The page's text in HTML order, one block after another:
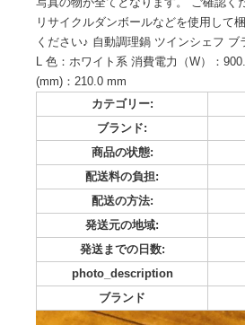
この度は商品をご覧頂きありがと
使用の為綺麗な商品ですが保管の
て状態のご確認をお願いします
『商品』 【未使用品】 Shop
写真の物が全てとなります。 ご
リサイクルダンボールなどを使用
ください♪ 自動調理鍋 ツインシェ
L 色：ホワイト系 消費電力（W）
(mm)：210.0 mm
カテゴリー:
ブランド:
商品の状態:
配送料の負担:
配送の方法: